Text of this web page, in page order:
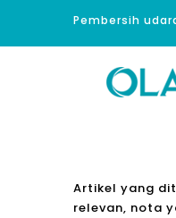
Pembersih
Artikel yang
relevan, nota